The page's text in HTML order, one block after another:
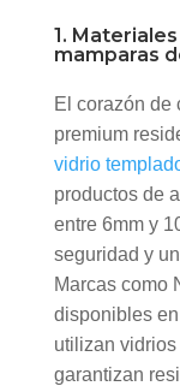
1.
mamparas
El corazón de
premium
vidrio
productos de
entre 6mm y
seguridad y
Marcas como
disponibles
utilizan
garantizan